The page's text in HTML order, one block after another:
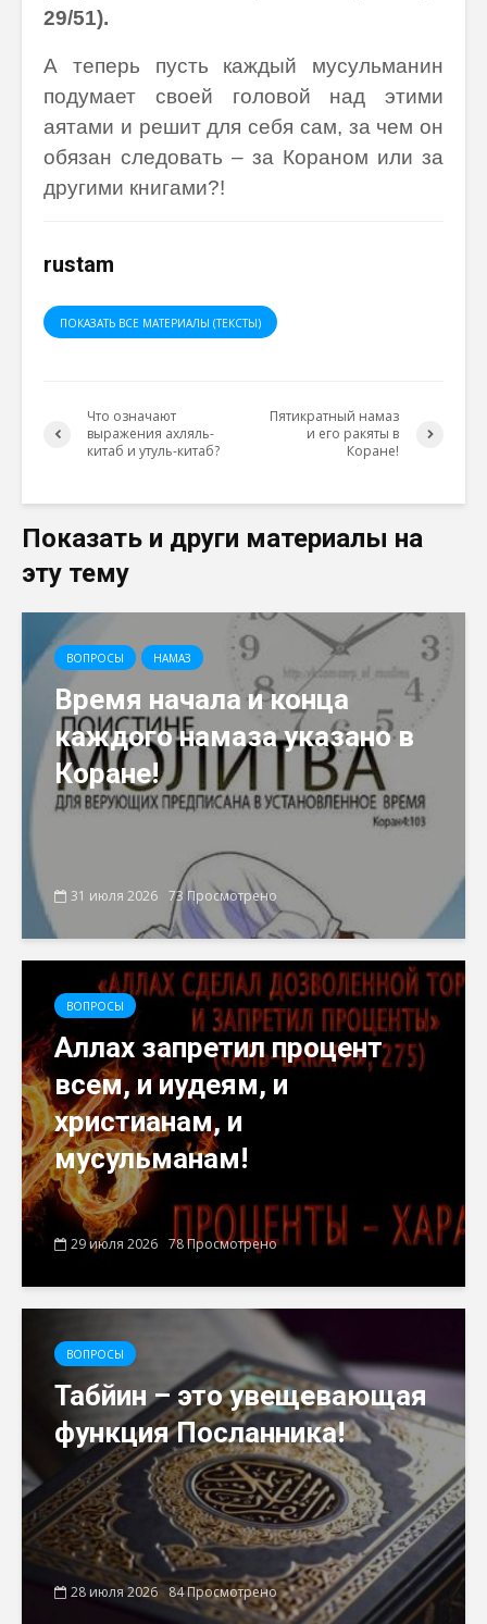
29/51).
А теперь пусть каждый мусульманин
подумает своей головой над этими
аятами и решит для себя сам, за чем он
обязан следовать – за Кораном или за
другими книгами?!
rustam
ПОКАЗАТЬ ВСЕ МАТЕРИАЛЫ (ТЕКСТЫ)
Что означают
выражения ахляль-
китаб и утуль-китаб?
Пятикратный намаз
и его ракяты в
Коране!
Показать и други материалы на
эту тему
ВОПРОСЫ НАМАЗ
Время начала и конца
каждого намаза указано в
Коране!
31 июля 2026 73 Просмотрено
ВОПРОСЫ
Аллах запретил процент
всем, и иудеям, и
христианам, и
мусульманам!
29 июля 2026 78 Просмотрено
ВОПРОСЫ
Табйин – это увещевающая
функция Посланника!
28 июля 2026 84 Просмотрено